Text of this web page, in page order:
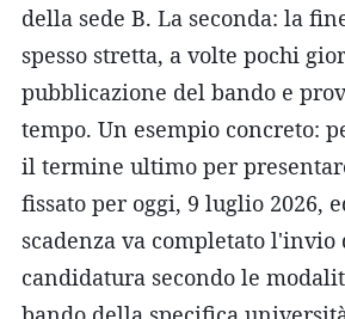
della sede B. La seconda: la
spesso stretta, a volte pochi
pubblicazione del bando e
tempo. Un esempio concreto:
il termine ultimo per
fissato per oggi, 9 luglio 2026,
scadenza va completato l'invio
candidatura secondo le